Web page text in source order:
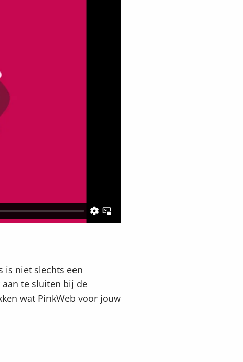
is niet slechts een
te sluiten bij de
wat PinkWeb voor jouw